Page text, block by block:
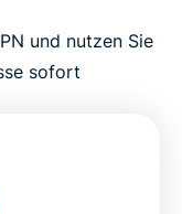
und nutzen Sie
sofort